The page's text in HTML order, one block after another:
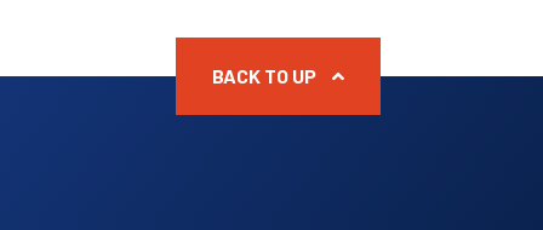
BACK TO UP